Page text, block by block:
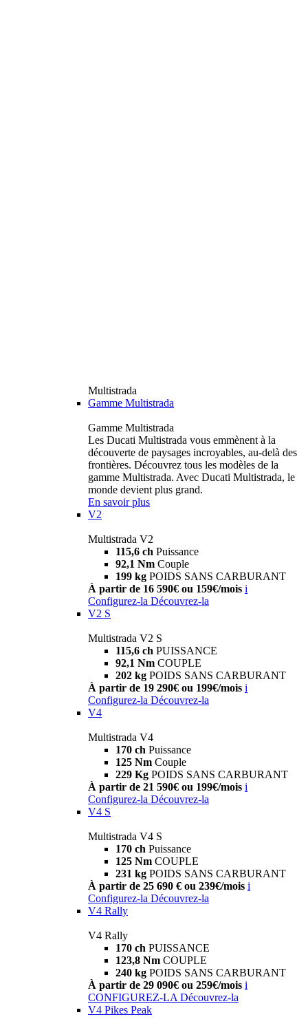
Multistrada
Gamme Multistrada
Gamme Multistrada
Les Ducati Multistrada vous emmènent à la
découverte de paysages incroyables, au-delà des
frontières. Découvrez tous les modèles de la
gamme Multistrada. Avec Ducati Multistrada, le
monde devient plus grand.
En savoir plus
V2
Multistrada V2
115,6 ch Puissance
92,1 Nm Couple
199 kg POIDS SANS CARBURANT
À partir de 16 590€ ou 159€/mois i
Configurez-la Découvrez-la
V2 S
Multistrada V2 S
115,6 ch PUISSANCE
92,1 Nm COUPLE
202 kg POIDS SANS CARBURANT
À partir de 19 290€ ou 199€/mois i
Configurez-la Découvrez-la
V4
Multistrada V4
170 ch Puissance
125 Nm Couple
229 Kg POIDS SANS CARBURANT
À partir de 21 590€ ou 199€/mois i
Configurez-la Découvrez-la
V4 S
Multistrada V4 S
170 ch Puissance
125 Nm COUPLE
231 kg POIDS SANS CARBURANT
À partir de 25 690 € ou 239€/mois i
Configurez-la Découvrez-la
V4 Rally
V4 Rally
170 ch PUISSANCE
123,8 Nm COUPLE
240 kg POIDS SANS CARBURANT
À partir de 29 090€ ou 259€/mois i
CONFIGUREZ-LA Découvrez-la
V4 Pikes Peak